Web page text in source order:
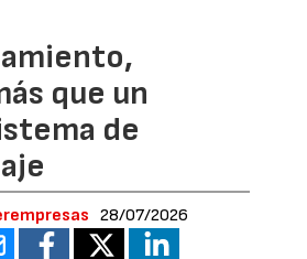
que un
de
28/07/2026